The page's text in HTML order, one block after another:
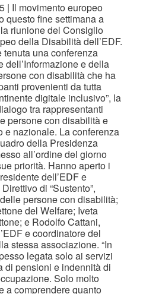
| Il movimento europeo
questo fine settimana a
riunione del Consiglio
della Disabilità dell’EDF.
una conferenza
dell’Informazione e della
con disabilità che ha
provenienti da tutta
digitale inclusivo”, la
tra rappresentanti
persone con disabilità e
e nazionale. La conferenza
della Presidenza
all’ordine del giorno
priorità. Hanno aperto i
dell’EDF e
di “Sustento”,
persone con disabilità;
del Welfare; Iveta
e Rodolfo Cattani,
e coordinatore del
stessa associazione. “In
legata solo ai servizi
di pensioni e indennità di
Solo molto
a comprendere quanto